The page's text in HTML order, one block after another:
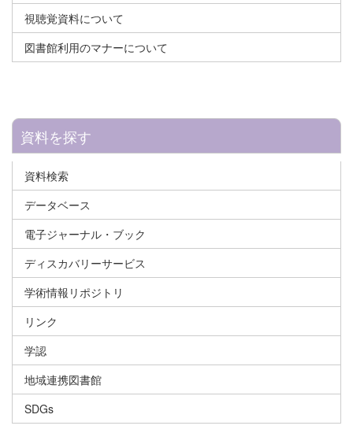
視聴覚資料について
図書館利用のマナーについて
資料を探す
資料検索
データベース
電子ジャーナル・ブック
ディスカバリーサービス
学術情報リポジトリ
リンク
学認
地域連携図書館
SDGs